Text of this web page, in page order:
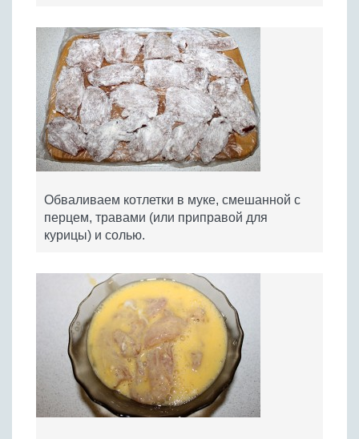
Обваливаем котлетки в муке, смешанной с
перцем, травами (или приправой для
курицы) и солью.